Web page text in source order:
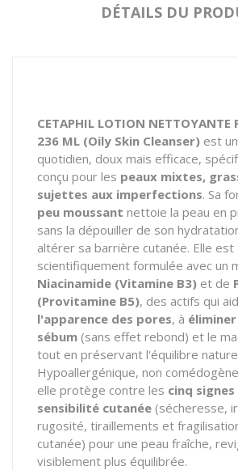
DÉTAILS DU
CETAPHIL LOTION NETTOYANTE
236 ML (Oily Skin Cleanser) est
quotidien, doux mais efficace,
conçu pour les peaux mixtes,
sujettes aux imperfections. Sa
peu moussant nettoie la peau en
sans la dépouiller de son
altérer sa barrière cutanée. Elle est
scientifiquement formulée avec un
Niacinamide (Vitamine B3) et de
(Provitamine B5), des actifs qui
l'apparence des pores, à
sébum (sans effet rebond) et le
tout en préservant l'équilibre
Hypoallergénique, non
elle protège contre les cinq signes
sensibilité cutanée (sécheresse,
rugosité, tiraillements et
cutanée) pour une peau fraîche,
visiblement plus équilibrée.